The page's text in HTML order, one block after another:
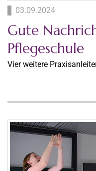
03.09.2024
Gute
Pflegeschule
Vier weitere